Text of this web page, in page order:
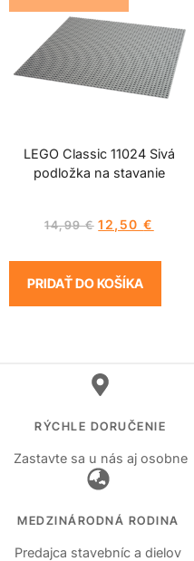
LEGO Classic 11024 Sivá
podložka na stavanie
14,99€ 12,50€
PRIDAŤ DO KOŠÍKA
RÝCHLE DORUČENIE
Zastavte sa u nás aj osobne
MEDZINÁRODNÁ RODINA
Predajca stavebníc a dielov